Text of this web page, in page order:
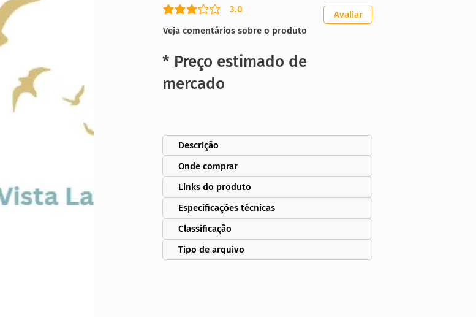
3.0
classificação média é 3 de 5
Veja comentários sobre o produto
Avaliar
* Preço estimado de
mercado
Descrição
Onde comprar
Links do produto
Especificações técnicas
Classificação
Tipo de arquivo